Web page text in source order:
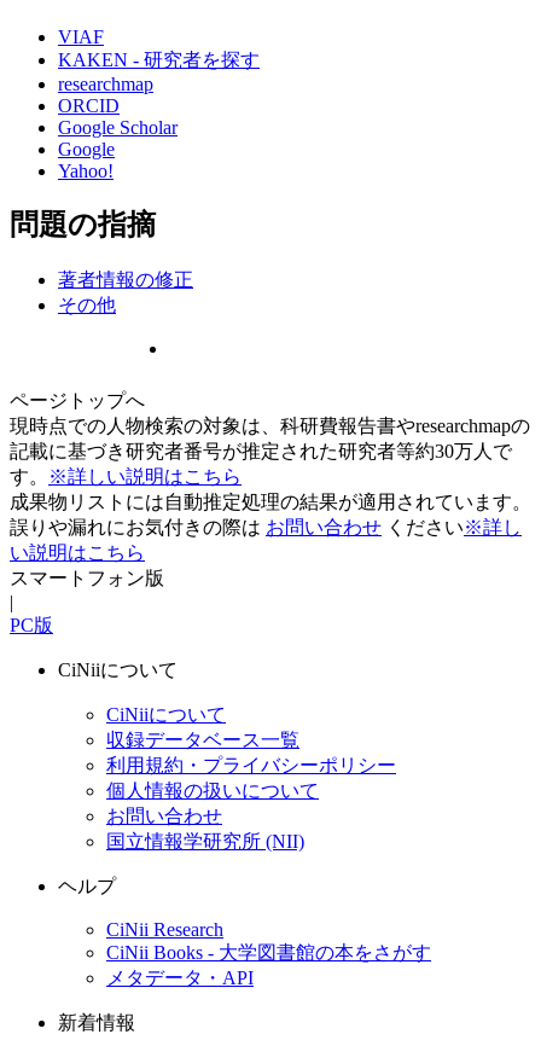
VIAF
KAKEN - 研究者を探す
researchmap
ORCID
Google Scholar
Google
Yahoo!
問題の指摘
著者情報の修正
その他
ページトップへ
現時点での人物検索の対象は、科研費報告書やresearchmapの
記載に基づき研究者番号が推定された研究者等約30万人で
す。
※詳しい説明はこちら
成果物リストには自動推定処理の結果が適用されています。
誤りや漏れにお気付きの際は お問い合わせ ください※詳し
い説明はこちら
スマートフォン版
|
PC版
CiNiiについて
CiNiiについて
収録データベース一覧
利用規約・プライバシーポリシー
個人情報の扱いについて
お問い合わせ
国立情報学研究所 (NII)
ヘルプ
CiNii Research
CiNii Books - 大学図書館の本をさがす
メタデータ・API
新着情報